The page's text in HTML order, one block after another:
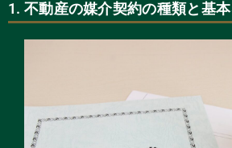
1. 不動産の媒介契約の種類と基